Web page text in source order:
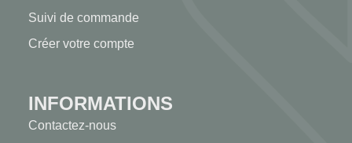
Suivi de commande
Créer votre compte
INFORMATIONS
Contactez-nous